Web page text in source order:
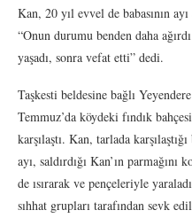
Kan, 20 yıl evvel de babasının ayı
“Onun durumu benden daha
yaşadı, sonra vefat etti” dedi.
Taşkesti beldesine bağlı
Temmuz’da köydeki fındık
karşılaştı. Kan, tarlada
ayı, saldırdığı Kan’ın
de ısırarak ve pençeleriyle
sıhhat grupları tarafından sevk